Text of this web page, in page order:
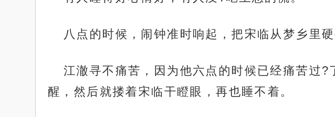
八点的时候，闹钟准时响起，把宋临从梦乡里
江澈寻不痛苦，因为他六点的时候已经痛苦过
醒，然后就搂着宋临干瞪眼，再也睡不着。